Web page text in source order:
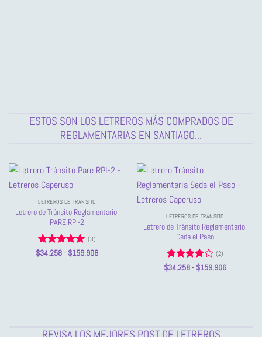
ESTOS SON LOS LETREROS MÁS COMPRADOS DE
REGLAMENTARIAS EN SANTIAGO...
LETREROS DE TRÁNSITO
Letrero de Tránsito Reglamentario:
PARE RPI-2
Valorado
(3)
$34,258- $159,906Rango
LETREROS DE TRÁNSITO
Letrero de Tránsito Reglamentario:
Ceda el Paso
Valorado
(2)
$34,258- $159,906Rango